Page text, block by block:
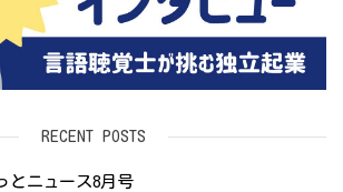
RECENT POSTS
とニュース8月号